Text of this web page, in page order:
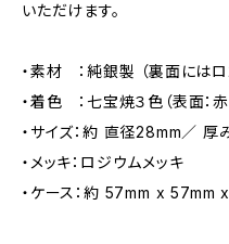
いただけます。
・素材 ：純銀製 （裏面には
・着色 ：七宝焼３色（表面：赤
・サイズ：約 直径28mm／ 厚
・メッキ：ロジウムメッキ
・ケース：約 57mm x 57mm x